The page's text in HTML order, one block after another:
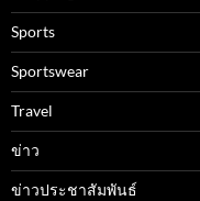
Sports
Sportswear
Travel
ข่าว
ข่าวประชาสัมพันธ์